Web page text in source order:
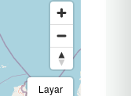
Layar